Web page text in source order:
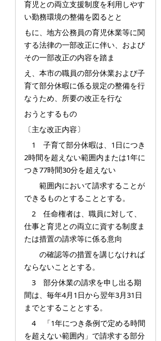
育児との両立支援制度を利用しやす
い勤務環境の整備を図るとと
もに、地方公務員の育児休業等に関
する法律の一部改正に伴い、および
その一部改正の内容を踏ま
え、本市の職員の部分休業および子
育て部分休暇に係る規定の整備を行
なうため、所要の改正を行な
おうとするもの
〔主な改正内容〕
1 子育て部分休暇は、1日につき
2時間を超えない範囲内または1年に
つき77時間30分を超えない
範囲内において請求することが
できるものとすることとする。
2 任命権者は、職員に対して、
仕事と育児との両立に資する制度ま
たは措置の請求等に係る意向
の確認等の措置を講じなければ
ならないこととする。
3 部分休業の請求を申し出る期
間は、毎年4月1日から翌年3月31日
までとすることとする。
4 「1年につき条例で定める時間
を超えない範囲内」で請求する部分